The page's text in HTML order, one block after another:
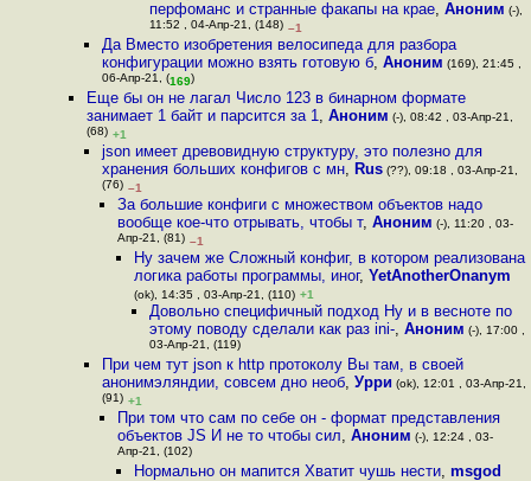
перфоманс и странные факапы на крае, Аноним (-),
11:52 , 04-Апр-21, (148) –1
Да Вместо изобретения велосипеда для разбора
конфигурации можно взять готовую б, Аноним (169), 21:45 ,
06-Апр-21, (169)
Еще бы он не лагал Число 123 в бинарном формате
занимает 1 байт и парсится за 1, Аноним (-), 08:42 , 03-Апр-21,
(68) +1
json имеет древовидную структуру, это полезно для
хранения больших конфигов с мн, Rus(??), 09:18 , 03-Апр-21,
(76) –1
За большие конфиги с множеством объектов надо
вообще кое-что отрывать, чтобы т,Аноним (-), 11:20 , 03-
Апр-21, (81) –1
Ну зачем же Сложный конфиг, в котором реализована
логика работы программы, иног, YetAnotherOnanym
(ok), 14:35 , 03-Апр-21, (110) +1
Довольно специфичный подход Ну и в весноте по
этому поводу сделали как раз ini-, Аноним (-), 17:00 ,
03-Апр-21, (119)
При чем тут json к http протоколу Вы там, в своей
анонимэляндии, совсем дно необ, Урри (ok), 12:01 , 03-Апр-21,
(91) +1
При том что сам по себе он - формат представления
объектов JS И не то чтобы сил,Аноним (-), 12:24 , 03-
Апр-21, (102)
Нормально он мапится Хватит чушь нести, msgod